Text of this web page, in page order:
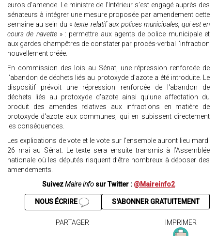
euros d’amende. Le ministre de l’Intérieur s’est engagé auprès des
sénateurs à intégrer une mesure proposée par amendement cette
semaine au sein du « texte relatif aux polices municipales, qui est en
cours de navette» : permettre aux agents de police municipale et
aux gardes champêtres de constater par procès-verbal l’infraction
nouvellement créée.
En commission des lois au Sénat, une répression renforcée de
l’abandon de déchets liés au protoxyde d’azote a été introduite. Le
dispositif prévoit une répression renforcée de l'abandon de
déchets liés au protoxyde d'azote ainsi qu'une affectation du
produit des amendes relatives aux infractions en matière de
protoxyde d'azote aux communes, qui en subissent directement
les conséquences.
Les explications de vote et le vote sur l'ensemble auront lieu mardi
26 mai au Sénat. Le texte sera ensuite transmis à l’Assemblée
nationale où les députés risquent d’être nombreux à déposer des
amendements.
SuivezMaire info sur Twitter : @Maireinfo2
S'ABONNER GRATUITEMENT
NOUS ÉCRIRE
PARTAGER IMPRIMER